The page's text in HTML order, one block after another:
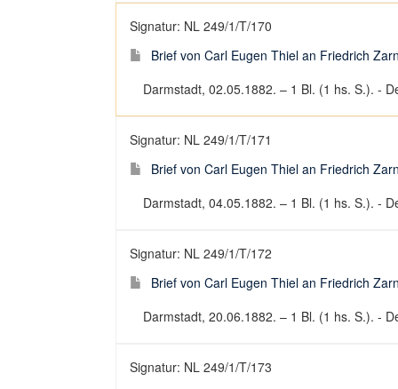
Signatur: NL 249/1/T/170
Brief von Carl Eugen Thiel an Friedrich
Darmstadt, 02.05.1882. – 1 Bl. (1 hs. S.). -
Signatur: NL 249/1/T/171
Brief von Carl Eugen Thiel an Friedrich
Darmstadt, 04.05.1882. – 1 Bl. (1 hs. S.). -
Signatur: NL 249/1/T/172
Brief von Carl Eugen Thiel an Friedrich
Darmstadt, 20.06.1882. – 1 Bl. (1 hs. S.). -
Signatur: NL 249/1/T/173